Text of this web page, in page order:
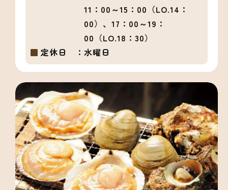
11：00～15：00（LO.14：
00）、17：00～19：
00（LO.18：30）
定休日 ： 水曜日